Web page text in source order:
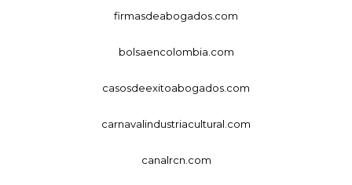
firmasdeabogados.com
bolsaencolombia.com
casosdeexitoabogados.com
carnavalindustriacultural.com
canalrcn.com